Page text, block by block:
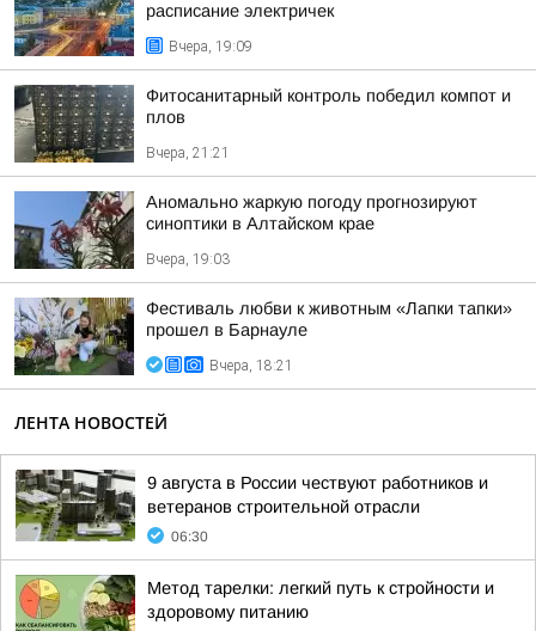
расписание электричек
Вчера, 19:09
Фитосанитарный контроль победил компот и
плов
Вчера, 21:21
Аномально жаркую погоду прогнозируют
синоптики в Алтайском крае
Вчера, 19:03
Фестиваль любви к животным «Лапки тапки»
прошел в Барнауле
Вчера, 18:21
ЛЕНТА НОВОСТЕЙ
9 августа в России чествуют работников и
ветеранов строительной отрасли
06:30
Метод тарелки: легкий путь к стройности и
здоровому питанию